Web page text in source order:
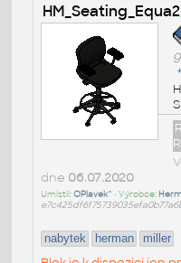
+
dne 06.07.2020
Umístil:OPlavek^ • Výrobce:
nabytek herman miller